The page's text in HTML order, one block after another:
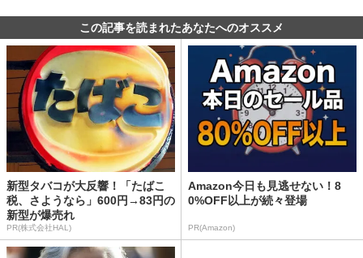
この記事を読まれたあなたへのオススメ
新型タバコが大反響！「たばこ
税、さようなら」600円→83円の
新型が爆売れ
PR(株式会社HAL)
Amazon今日も見逃せない！8
0%OFF以上が続々登場
PR(Amazon)